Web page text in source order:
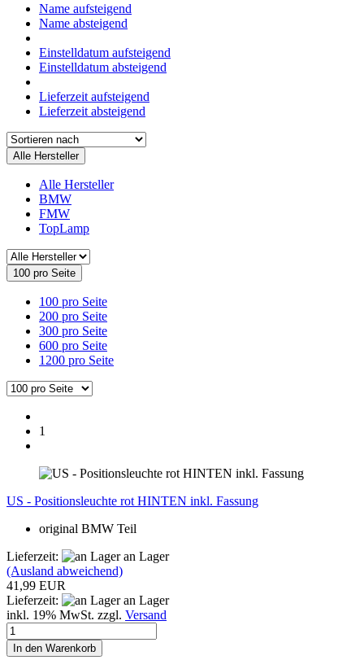
Name aufsteigend
Name absteigend
Einstelldatum aufsteigend
Einstelldatum absteigend
Lieferzeit aufsteigend
Lieferzeit absteigend
Alle Hersteller
Alle Hersteller
BMW
FMW
TopLamp
100 pro Seite
100 pro Seite
200 pro Seite
300 pro Seite
600 pro Seite
1200 pro Seite
1
US - Positionsleuchte rot HINTEN inkl. Fassung
original BMW Teil
Lieferzeit:
an Lager
(Ausland abweichend)
41,99 EUR
Lieferzeit:
an Lager
inkl. 19% MwSt. zzgl. Versand
In den Warenkorb